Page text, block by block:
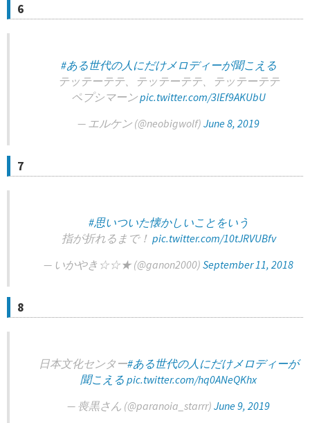
6
#ある世代の人にだけメロディーが聞こえる
テッテーテテ、テッテーテテ、テッテーテテ
ペプシマーンpic.twitter.com/3lEf9AKUbU
— エルケン (@neobigwolf) June 8, 2019
7
#思いついた懐かしいことをいう
指が折れるまで！ pic.twitter.com/10tJRVUBfv
— いかやき☆☆★ (@ganon2000) September 11, 2018
8
日本文化センター#ある世代の人にだけメロディーが
聞こえる pic.twitter.com/hq0ANeQKhx
— 喪黒さん (@paranoia_starrr) June 9, 2019